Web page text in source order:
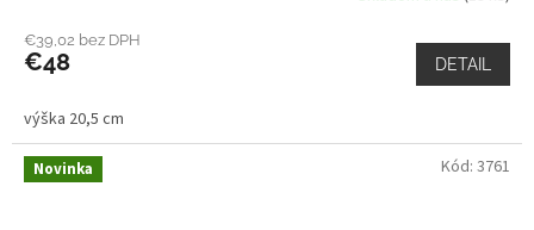
€39,02 bez DPH
€48 DETAIL
výška 20,5 cm
Novinka Kód: 3761